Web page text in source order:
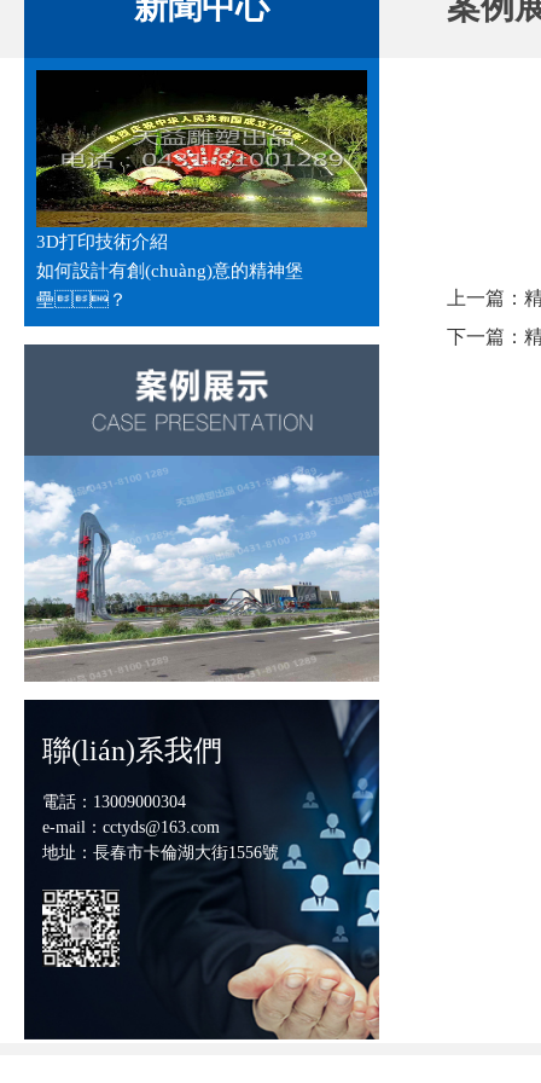
3D打印技術介紹
如何設計有創(chuàng)意的精神堡
壘？
聯(lián)系我們
電話：13009000304
e-mail：cctyds@163.com
地址：長春市卡倫湖大街1556號
上一篇：
下一篇：